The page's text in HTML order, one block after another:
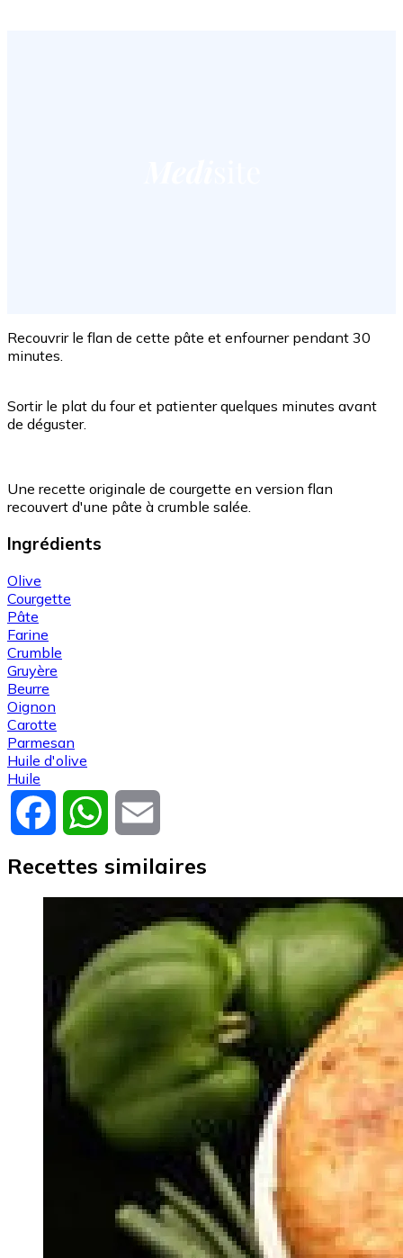
Recouvrir le flan de cette pâte et enfourner pendant 30
minutes.
Sortir le plat du four et patienter quelques minutes avant
de déguster.
Une recette originale de courgette en version flan
recouvert d'une pâte à crumble salée.
Ingrédients
Olive
Courgette
Pâte
Farine
Crumble
Gruyère
Beurre
Oignon
Carotte
Parmesan
Huile d'olive
Huile
Facebook WhatsApp
Recettes similaires